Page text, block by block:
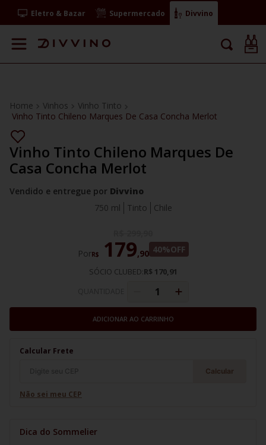
Eletro & Bazar Supermercado Divvino
Vinhos
Vinho Tinto
Vinho Tinto Chileno Marques De Casa Concha Merlot
Vinho Tinto Chileno Marques De
Casa Concha Merlot
Vendido e entregue por Divvino
Tinto
Chile
750 ml
PorR$ 179,90 40%OFF
SÓCIO CLUBED:R$ 170,91
ADICIONAR AO CARRINHO
Calcular Frete
Calcular
Não sei meu CEP